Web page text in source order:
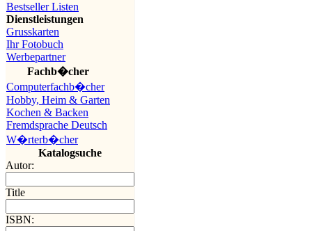
Bestseller Listen
Dienstleistungen
Grusskarten
Ihr Fotobuch
Werbepartner
Fachb�cher
Computerfachb�cher
Hobby, Heim & Garten
Kochen & Backen
Fremdsprache Deutsch
W�rterb�cher
Katalogsuche
Autor:
Title
ISBN: